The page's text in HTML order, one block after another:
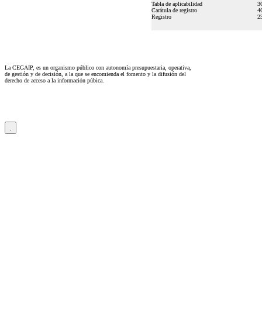
Tabla de aplicabilidad
Carátula de registro
Registro
La CEGAIP, es un organismo público con autonomía presupuestaria, operativa,
de gestión y de decisión, a la que se encomienda el fomento y la difusión del
derecho de acceso a la información púbica.